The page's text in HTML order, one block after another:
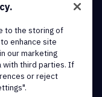
to the storing of
enhance site
our marketing
with third parties. If
or reject